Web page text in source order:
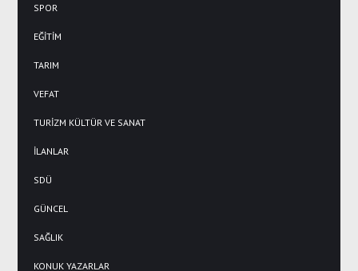
SPOR
EĞİTİM
TARIM
VEFAT
TURİZM KÜLTÜR VE SANAT
İLANLAR
SDÜ
GÜNCEL
SAĞLIK
KONUK YAZARLAR